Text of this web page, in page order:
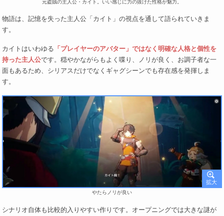
元盗賊の主人公・カイト。いい感じに力の抜けた性格が魅力。
物語は、記憶を失った主人公「カイト」の視点を通して語られていきま
す。
カイトはいわゆる 「プレイヤーのアバター」ではなく明確な人格と個性を
持った主人公です。穏やかながらもよく喋り、ノリが良く、お調子者な一
面もあるため、シリアスだけでなくギャグシーンでも存在感を発揮しま
す。
やたらノリが良い
シナリオ自体も比較的入りやすい作りです。オープニングでは大きな謎が